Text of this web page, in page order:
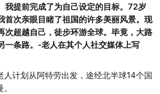
我提前完成了为自己设定的目标。72岁
首次亲眼目睹了祖国的许多美丽风景。现
次超越自己，徒步环游全球。毕竟，大路
一条路。-老人在其个人社交媒体上写
人计划从阿特劳出发，途经北半球14个国